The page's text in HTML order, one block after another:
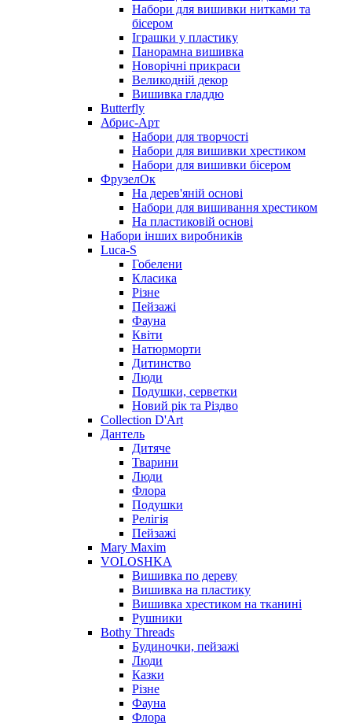
Набори для вишивки нитками та
бісером
Іграшки у пластику
Панорамна вишивка
Новорічні прикраси
Великодній декор
Вишивка гладдю
Butterfly
Абрис-Арт
Набори для творчості
Набори для вишивки хрестиком
Набори для вишивки бісером
ФрузелОк
На дерев'яній основі
Набори для вишивання хрестиком
На пластиковій основі
Набори інших виробників
Luca-S
Гобелени
Класика
Різне
Пейзажі
Фауна
Квіти
Натюрморти
Дитинство
Люди
Подушки, серветки
Новий рік та Різдво
Collection D'Art
Дантель
Дитяче
Тварини
Люди
Флора
Подушки
Релігія
Пейзажі
Mary Maxim
VOLOSHKA
Вишивка по дереву
Вишивка на пластику
Вишивка хрестиком на тканині
Рушники
Bothy Threads
Будиночки, пейзажі
Люди
Казки
Різне
Фауна
Флора